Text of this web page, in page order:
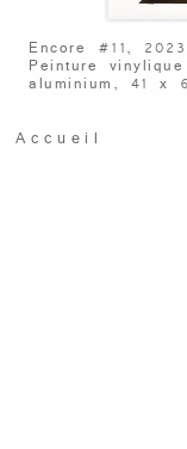
Encore #11, 2023
Peinture
aluminium, 41 x
Accueil